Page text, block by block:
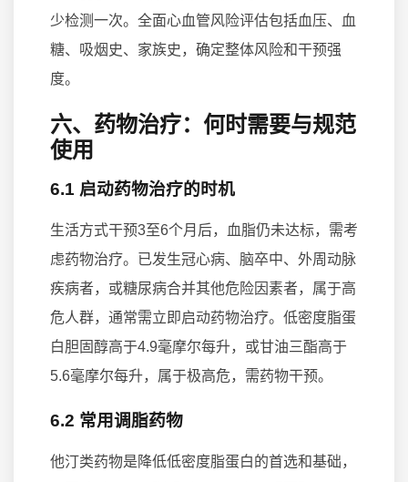
少检测一次。全面心血管风险评估包括血压、血
糖、吸烟史、家族史，确定整体风险和干预强
度。
六、药物治疗：何时需要与规范
使用
6.1 启动药物治疗的时机
生活方式干预3至6个月后，血脂仍未达标，需考
虑药物治疗。已发生冠心病、脑卒中、外周动脉
疾病者，或糖尿病合并其他危险因素者，属于高
危人群，通常需立即启动药物治疗。低密度脂蛋
白胆固醇高于4.9毫摩尔每升，或甘油三酯高于
5.6毫摩尔每升，属于极高危，需药物干预。
6.2 常用调脂药物
他汀类药物是降低低密度脂蛋白的首选和基础，